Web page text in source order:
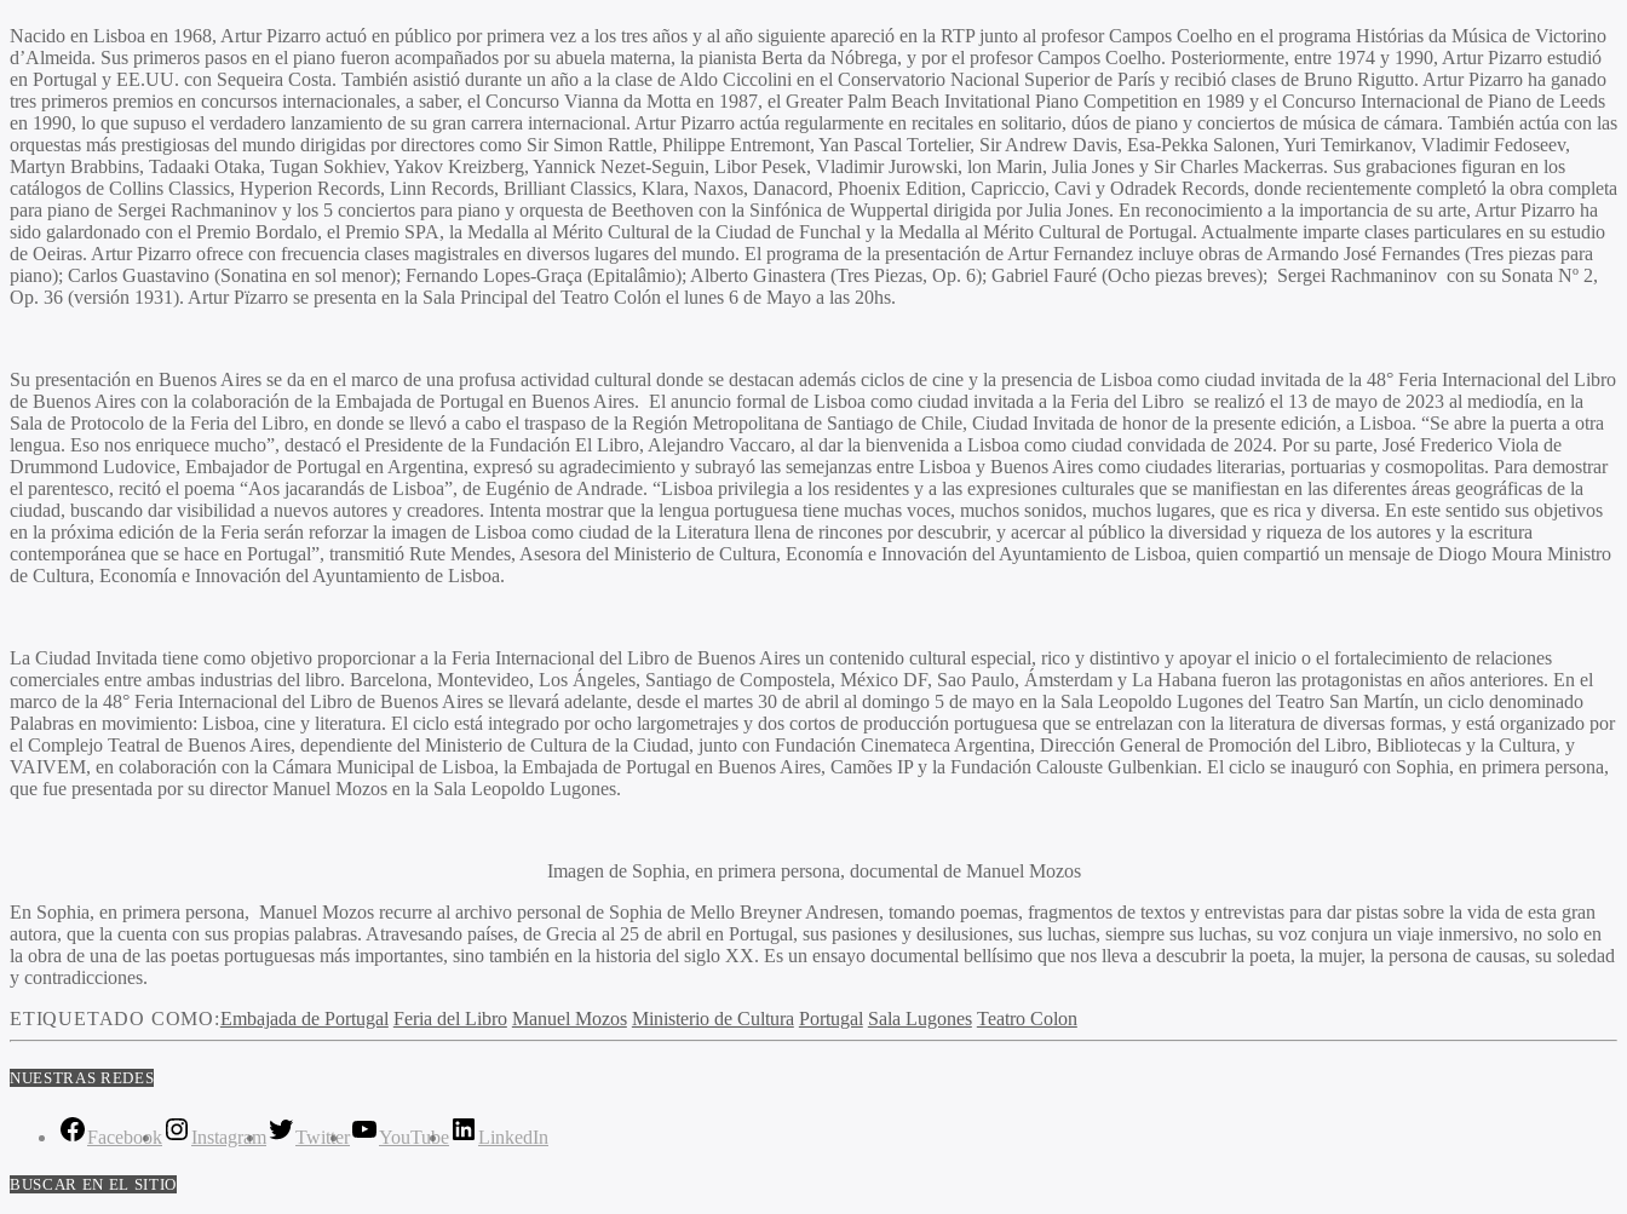
Nacido en Lisboa en 1968, Artur Pizarro actuó en público por primera vez a los tres años y al año siguiente apareció en la RTP junto al profesorCampos Coelho en el programa Histórias da Música de Victorino
d’Almeida. Sus primeros pasos en el piano fueron acompañados por su abuela materna, la pianista Berta da Nóbrega, y por el profesorCampos Coelho. Posteriormente, entre 1974 y 1990, Artur Pizarro estudió
en Portugal y EE.UU. con Sequeira Costa. También asistió durante un año a la clase de Aldo Ciccolini en el Conservatorio Nacional Superior de París y recibió clases de Bruno Rigutto. Artur Pizarro ha ganado
tres primeros premios en concursos internacionales, a saber, el Concurso Vianna da Motta en 1987, el Greater Palm Beach Invitational Piano Competition en 1989 y el Concurso Internacional de Piano de Leeds
en 1990, lo que supuso el verdadero lanzamiento de su gran carrera internacional. Artur Pizarro actúa regularmente en recitales en solitario, dúos de piano y conciertos de música de cámara. También actúa con las
orquestas más prestigiosas del mundo dirigidas por directores como Sir Simon Rattle, Philippe Entremont, Yan Pascal Tortelier, Sir Andrew Davis, Esa-Pekka Salonen, Yuri Temirkanov, Vladimir Fedoseev,
Martyn Brabbins, Tadaaki Otaka, Tugan Sokhiev, Yakov Kreizberg, Yannick Nezet-Seguin, Libor Pesek, Vladimir Jurowski, lon Marin, Julia Jones y SirCharles Mackerras. Sus grabaciones figuran en los
catálogos de Collins Classics, Hyperion Records, Linn Records, Brilliant Classics, Klara, Naxos, Danacord, Phoenix Edition, Capriccio, Cavi y Odradek Records, donde recientemente completó la obra completa
para piano de Sergei Rachmaninov y los 5 conciertos para piano y orquesta de Beethoven con la Sinfónica de Wuppertal dirigida por Julia Jones. En reconocimiento a la importancia de su arte, Artur Pizarro ha
sido galardonado con el Premio Bordalo, el Premio SPA, la Medalla al Mérito Cultural de la Ciudad de Funchal y la Medalla al Mérito Cultural de Portugal. Actualmente imparte clases particulares en su estudio
de Oeiras. Artur Pizarro ofrece con frecuencia clases magistrales en diversos lugares del mundo. El programa de la presentación de Artur Fernandez incluye obras de Armando José Fernandes (Tres piezas para
piano); Carlos Guastavino (Sonatina en sol menor); Fernando Lopes-Graça (Epitalâmio); Alberto Ginastera (Tres Piezas, Op. 6); Gabriel Fauré (Ocho piezas breves); Sergei Rachmaninov con su Sonata Nº 2,
Op. 36 (versión 1931). Artur Pïzarro se presenta en la Sala Principal del Teatro Colón el lunes 6 de Mayo a las 20hs.
Su presentación en Buenos Aires se da en el marco de una profusa actividad cultural donde se destacan además ciclos de cine y la presencia de Lisboa como ciudad invitada de la 48° Feria Internacional del Libro
de Buenos Aires con la colaboración de la Embajada de Portugal en Buenos Aires. El anuncio formal de Lisboa como ciudad invitada a la Feria del Libro se realizó el 13 de mayo de 2023 al mediodía, en la
Sala de Protocolo de la Feria del Libro, en donde se llevó a cabo el traspaso de la Región Metropolitana de Santiago de Chile, Ciudad Invitada de honor de la presente edición, a Lisboa. “Se abre la puerta a otra
lengua. Eso nos enriquece mucho”, destacó el Presidente de la Fundación El Libro, Alejandro Vaccaro, al dar la bienvenida a Lisboa como ciudad convidada de 2024. Por su parte, José Frederico Viola de
Drummond Ludovice, Embajador de Portugal en Argentina, expresó su agradecimiento y subrayó las semejanzas entre Lisboa y Buenos Aires como ciudades literarias, portuarias y cosmopolitas. Para demostrar
el parentesco, recitó el poema “Aos jacarandás de Lisboa”, de Eugénio de Andrade. “Lisboa privilegia a los residentes y a las expresiones culturales que se manifiestan en las diferentes áreas geográficas de la
ciudad, buscando dar visibilidad a nuevos autores y creadores. Intenta mostrar que la lengua portuguesa tiene muchas voces, muchos sonidos, muchos lugares, que es rica y diversa. En este sentido sus objetivos
en la próxima edición de la Feria serán reforzar la imagen de Lisboa como ciudad de la Literatura llena de rincones por descubrir, y acercar al público la diversidad y riqueza de los autores y la escritura
contemporánea que se hace en Portugal”, transmitió Rute Mendes, Asesora del Ministerio de Cultura, Economía e Innovación del Ayuntamiento de Lisboa, quien compartió un mensaje de Diogo Moura Ministro
de Cultura, Economía e Innovación del Ayuntamiento de Lisboa.
La Ciudad Invitada tiene como objetivo proporcionar a la Feria Internacional del Libro de Buenos Aires un contenido cultural especial, rico y distintivo y apoyar el inicio o el fortalecimiento de relaciones
comerciales entre ambas industrias del libro. Barcelona, Montevideo, Los Ángeles, Santiago de Compostela, México DF, Sao Paulo, Ámsterdam y La Habana fueron las protagonistas en años anteriores. En el
marco de la 48° Feria Internacional del Libro de Buenos Aires se llevará adelante, desde el martes 30 de abril al domingo 5 de mayo en la Sala Leopoldo Lugones del Teatro San Martín, un ciclo denominado
Palabras en movimiento: Lisboa, cine y literatura. El ciclo está integrado por ocho largometrajes y dos cortos de producción portuguesa que se entrelazan con la literatura de diversas formas, y está organizado por
el Complejo Teatral de Buenos Aires, dependiente del Ministerio de Cultura de la Ciudad, junto con Fundación Cinemateca Argentina, Dirección General de Promoción del Libro, Bibliotecas y la Cultura, y
VAIVEM, en colaboración con la Cámara Municipal de Lisboa, la Embajada de Portugal en Buenos Aires, Camões IP y la Fundación Calouste Gulbenkian. El ciclo se inauguró con Sophia, en primera persona,
que fue presentada por su director Manuel Mozos en la Sala Leopoldo Lugones.
Imagen de Sophia, en primera persona, documental de Manuel Mozos
En Sophia, en primera persona, Manuel Mozos recurre al archivo personal de Sophia de Mello Breyner Andresen, tomando poemas, fragmentos de textos y entrevistas para dar pistas sobre la vida de esta gran
autora, que la cuenta con sus propias palabras. Atravesando países, de Grecia al 25 de abril en Portugal, sus pasiones y desilusiones, sus luchas, siempre sus luchas, su voz conjura un viaje inmersivo, no solo en
la obra de una de las poetas portuguesas más importantes, sino también en la historia del siglo XX. Es un ensayo documental bellísimo que nos lleva a descubrir la poeta, la mujer, la persona de causas, su soledad
y contradicciones.
ETIQUETADO COMO:Embajada de Portugal Feria del Libro Manuel Mozos Ministerio de Cultura Portugal Sala Lugones Teatro Colon
NUESTRAS REDES
Facebook Instagram Twitter YouTube LinkedIn
BUSCAR EN EL SITIO